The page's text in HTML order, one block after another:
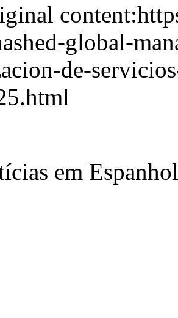
content:
global-
de-
em Espanhol